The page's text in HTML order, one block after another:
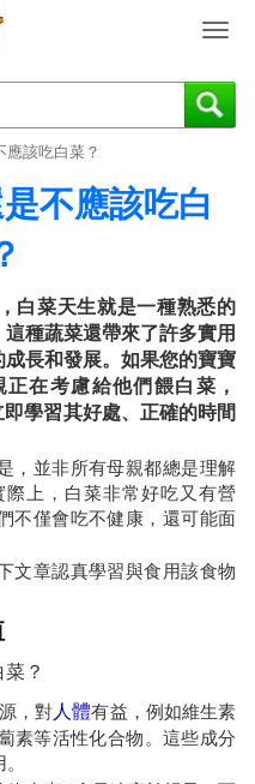
T
g
g
g
a
t
i
o
n
應該吃白菜？
不應該吃白
白菜天生就是一種熟悉的
種蔬菜還帶來了許多實用
長和發展。如果您的寶寶
在考慮給他們餵白菜，
學習其好處、正確的時間
，並非所有母親都總是理解
上，白菜非常好吃又有營
不僅會吃不健康，還可能面
文章認真學習與食用該食物
，對人體有益，例如維生素
素等活性化合物。這些成分